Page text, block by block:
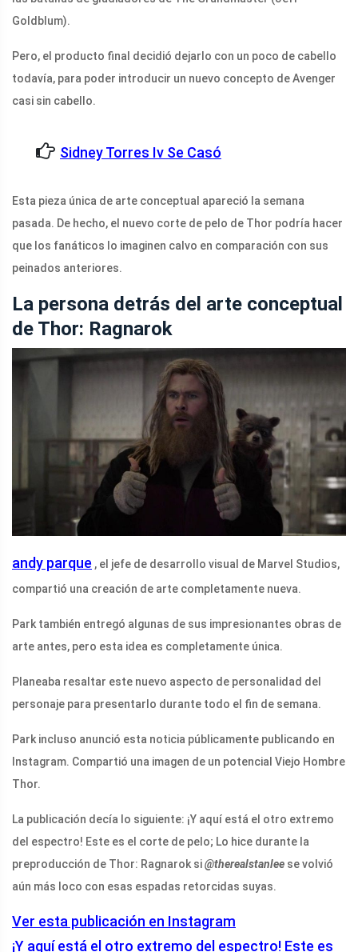
Goldblum).
Pero, el producto final decidió dejarlo con un poco de cabello
todavía, para poder introducir un nuevo concepto de Avenger
casi sin cabello.
Sidney Torres Iv Se Casó
Esta pieza única de arte conceptual apareció la semana
pasada. De hecho, el nuevo corte de pelo de Thor podría hacer
que los fanáticos lo imaginen calvo en comparación con sus
peinados anteriores.
La persona detrás del arte conceptual
de Thor: Ragnarok
andy parque , el jefe de desarrollo visual de Marvel Studios,
compartió una creación de arte completamente nueva.
Park también entregó algunas de sus impresionantes obras de
arte antes, pero esta idea es completamente única.
Planeaba resaltar este nuevo aspecto de personalidad del
personaje para presentarlo durante todo el fin de semana.
Park incluso anunció esta noticia públicamente publicando en
Instagram. Compartió una imagen de un potencial Viejo Hombre
Thor.
La publicación decía lo siguiente: ¡Y aquí está el otro extremo
del espectro! Este es el corte de pelo; Lo hice durante la
preproducción de Thor: Ragnarok si@therealstanlee se volvió
aún más loco con esas espadas retorcidas suyas.
Ver esta publicación en Instagram
¡Y aquí está el otro extremo del espectro! Este es